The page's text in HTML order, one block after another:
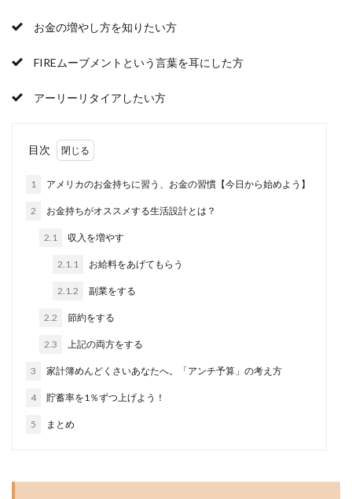
お金の増やし方を知りたい方
FIREムーブメントという言葉を耳にした方
アーリーリタイアしたい方
目次
1 アメリカのお金持ちに習う、お金の習慣【今日から始めよう】
2 お金持ちがオススメする生活設計とは？
2.1 収入を増やす
2.1.1 お給料をあげてもらう
2.1.2 副業をする
2.2 節約をする
2.3 上記の両方をする
3 家計簿めんどくさいあなたへ。「アンチ予算」の考え方
4 貯蓄率を1％ずつ上げよう！
5 まとめ